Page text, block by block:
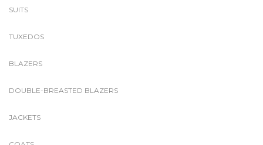
SUITS
TUXEDOS
BLAZERS
DOUBLE-BREASTED BLAZERS
JACKETS